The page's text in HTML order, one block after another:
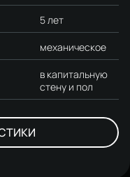
5 лет
механическое
в капитальную
стену и пол